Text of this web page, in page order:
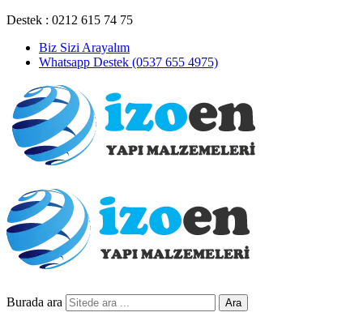
Destek : 0212 615 74 75
Biz Sizi Arayalım
Whatsapp Destek (0537 655 4975)
Burada ara Ara